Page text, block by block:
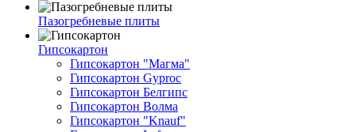
Пазогребневые плиты
Гипсокартон
Гипсокартон "Магма"
Гипсокартон Gyproc
Гипсокартон Белгипс
Гипсокартон Волма
Гипсокартон "Knauf"